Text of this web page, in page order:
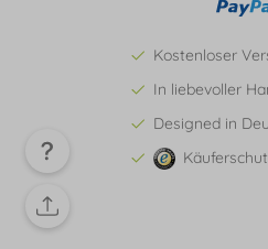
Kostenloser
In liebevoller
Designed in